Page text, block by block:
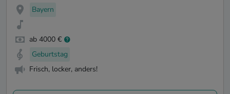
Bayern
ab 4000 €
Geburtstag
Frisch, locker, anders!